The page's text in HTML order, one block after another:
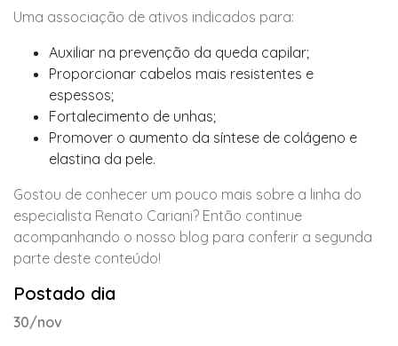
Postado dia
30/nov
Uma associação de ativos indicados para:
Auxiliar na prevenção da queda capilar;
Proporcionar cabelos mais resistentes e
espessos;
Fortalecimento de unhas;
Promover o aumento da síntese de colágeno e
elastina da pele.
Gostou de conhecer um pouco mais sobre a linha do
especialista Renato Cariani? Então continue
acompanhando o nosso blog para conferir a segunda
parte deste conteúdo!